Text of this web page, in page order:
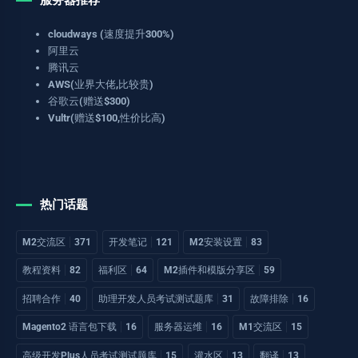
cloudways (速度提升300%)
阿里云
腾讯云
AWS(业界大佬,比较贵)
谷歌云(赠送$300)
Vultr(赠送$100,性价比高)
热门话题
M2交流区 371 开发笔记 121 M2安装设置 83
教程资料 82 福利区 64 M2插件和模版分享区 59
招聘合作 40 助理开发人员考试测试题库 31 故障排除 16
Magento2 语言包下载 16 服务器运维 16 M1交流区 15
高级开发Plus人员考试测试题库 15 灌水区 13 翻译 13